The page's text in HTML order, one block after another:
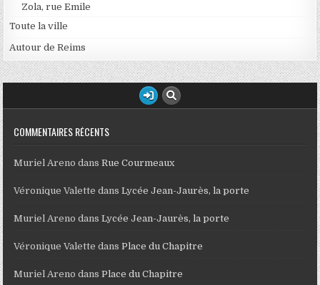
Zola, rue Emile
Toute la ville
Autour de Reims
COMMENTAIRES RÉCENTS
Muriel Areno dansRue Courmeaux
Véronique Valette dansLycée Jean-Jaurès, la porte
Muriel Areno dansLycée Jean-Jaurès, la porte
Véronique Valette dansPlace du Chapitre
Muriel Areno dansPlace du Chapitre